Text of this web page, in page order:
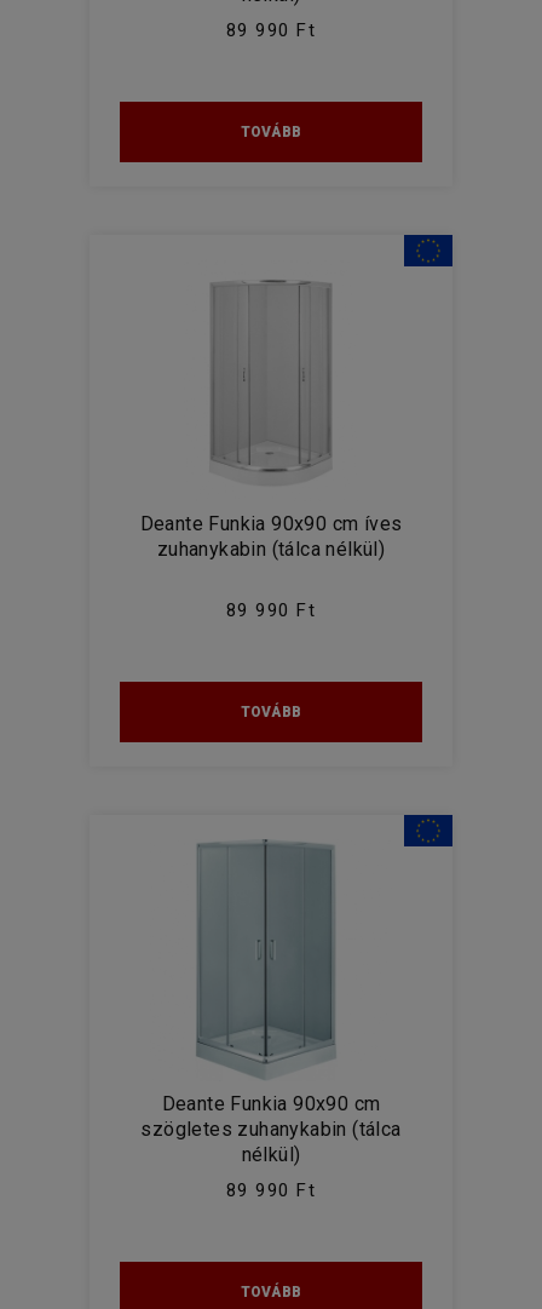
89 990 Ft
TOVÁBB
Deante Funkia 90x90 cm íves
zuhanykabin (tálca nélkül)
89 990 Ft
TOVÁBB
Deante Funkia 90x90 cm
szögletes zuhanykabin (tálca
nélkül)
89 990 Ft
TOVÁBB